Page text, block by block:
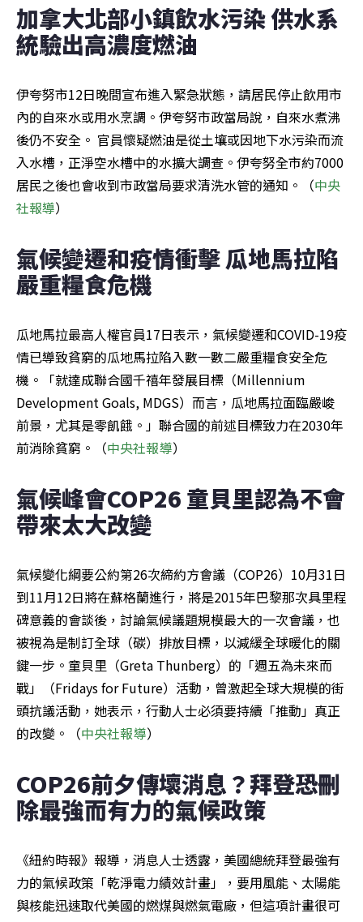
加拿大北部小鎮飲水污染 供水系
統驗出高濃度燃油
伊夸努市12日晚間宣布進入緊急狀態，請居民停止飲用市
內的自來水或用水烹調。伊夸努市政當局說，自來水煮沸
後仍不安全。 官員懷疑燃油是從土壤或因地下水污染而流
入水槽，正淨空水槽中的水擴大調查。伊夸努全市約7000
居民之後也會收到市政當局要求清洗水管的通知。（中央
社報導）
氣候變遷和疫情衝擊 瓜地馬拉陷
嚴重糧食危機
瓜地馬拉最高人權官員17日表示，氣候變遷和COVID-19疫
情已導致貧窮的瓜地馬拉陷入數一數二嚴重糧食安全危
機。「就達成聯合國千禧年發展目標（Millennium
Development Goals, MDGS）而言，瓜地馬拉面臨嚴峻
前景，尤其是零飢餓。」聯合國的前述目標致力在2030年
前消除貧窮。（中央社報導）
氣候峰會COP26 童貝里認為不會
帶來太大改變
氣候變化綱要公約第26次締約方會議（COP26）10月31日
到11月12日將在蘇格蘭進行，將是2015年巴黎那次具里程
碑意義的會談後，討論氣候議題規模最大的一次會議，也
被視為是制訂全球（碳）排放目標，以減緩全球暖化的關
鍵一步。童貝里（Greta Thunberg）的「週五為未來而
戰」（Fridays for Future）活動，曾激起全球大規模的街
頭抗議活動，她表示，行動人士必須要持續「推動」真正
的改變。（中央社報導）
COP26前夕傳壞消息？拜登恐刪
除最強而有力的氣候政策
《紐約時報》報導，消息人士透露，美國總統拜登最強有
力的氣候政策「乾淨電力績效計畫」，要用風能、太陽能
與核能迅速取代美國的燃煤與燃氣電廠，但這項計畫很可